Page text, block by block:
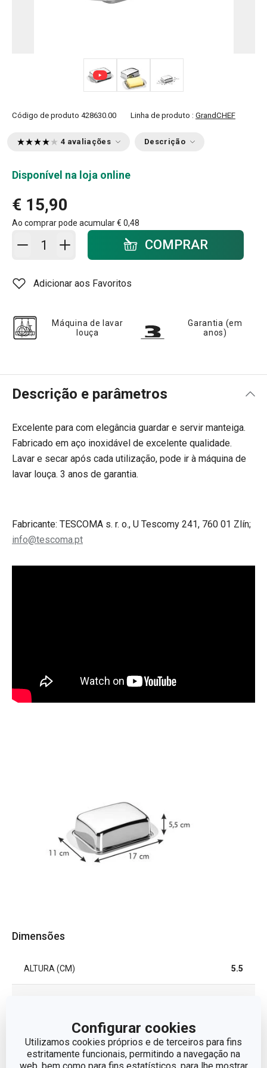
Configurar cookies
Utilizamos cookies próprios e de terceiros para fins
estritamente funcionais, permitindo a navegação na
Código de produto 428630.00 Linha de produto : GrandCHEF
4 avaliações Descrição
Disponível na loja online
€ 15,90
Ao comprar pode acumular€ 0,48
Adicionar ao carrinho - quantidadeCOMPRAR
Adicionar aos Favoritos
Máquina de lavar
louça
Garantia (em
anos)
Descrição e parâmetros
Excelente para com elegância guardar e servir manteiga.
Fabricado em aço inoxidável de excelente qualidade.
Lavar e secar após cada utilização, pode ir à máquina de
lavar louça. 3 anos de garantia.
Fabricante: TESCOMA s. r. o., U Tescomy 241, 760 01 Zlín;
info@tescoma.pt
Dimensões
ALTURA (CM) 5.5
COMPRIMENTO (CM)